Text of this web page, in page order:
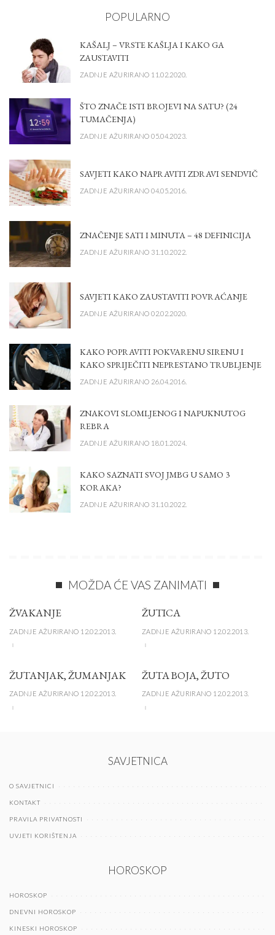
POPULARNO
KAŠALJ – VRSTE KAŠLJA I KAKO GA
ZAUSTAVITI
ZADNJE AŽURIRANO 11.02.2020.
ŠTO ZNAČE ISTI BROJEVI NA SATU? (24
TUMAČENJA)
ZADNJE AŽURIRANO 05.04.2023.
SAVJETI KAKO NAPRAVITI ZDRAVI SENDVIČ
ZADNJE AŽURIRANO 04.05.2016.
ZNAČENJE SATI I MINUTA – 48 DEFINICIJA
ZADNJE AŽURIRANO 31.10.2022.
SAVJETI KAKO ZAUSTAVITI POVRAĆANJE
ZADNJE AŽURIRANO 02.02.2020.
KAKO POPRAVITI POKVARENU SIRENU I
KAKO SPRIJEČITI NEPRESTANO TRUBLJENJE
ZADNJE AŽURIRANO 26.04.2016.
ZNAKOVI SLOMLJENOG I NAPUKNUTOG
REBRA
ZADNJE AŽURIRANO 18.01.2024.
KAKO SAZNATI SVOJ JMBG U SAMO 3
KORAKA?
ZADNJE AŽURIRANO 31.10.2022.
MOŽDA ĆE VAS ZANIMATI
ŽVAKANJE
ZADNJE AŽURIRANO 12.02.2013.
ŽUTICA
ZADNJE AŽURIRANO 12.02.2013.
ŽUTANJAK, ŽUMANJAK
ZADNJE AŽURIRANO 12.02.2013.
ŽUTA BOJA, ŽUTO
ZADNJE AŽURIRANO 12.02.2013.
SAVJETNICA
O SAVJETNICI
KONTAKT
PRAVILA PRIVATNOSTI
UVJETI KORIŠTENJA
HOROSKOP
HOROSKOP
DNEVNI HOROSKOP
KINESKI HOROSKOP